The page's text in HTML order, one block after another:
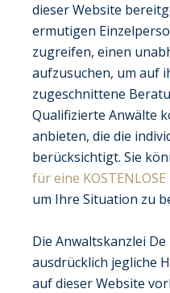
dieser Website
ermutigen
zugreifen, einen
aufzusuchen, um auf
zugeschnittene
Qualifizierte Anwälte
anbieten, die die
berücksichtigt. Sie
für eine
um Ihre Situation zu
Die Anwaltskanzlei
ausdrücklich jegliche
auf dieser Website